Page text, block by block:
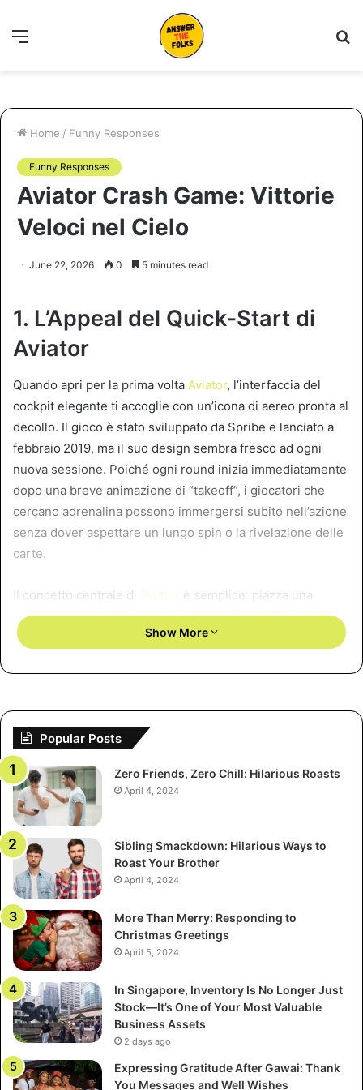
Menu
Home / Funny Responses
Funny Responses
Aviator Crash Game: Vittorie
Veloci nel Cielo
June 22, 2026 0 5 minutes read
1. L’Appeal del Quick‑Start di
Aviator
Quando apri per la prima volta Aviator, l’interfaccia del
cockpit elegante ti accoglie con un’icona di aereo pronta al
decollo. Il gioco è stato sviluppato da Spribe e lanciato a
febbraio 2019, ma il suo design sembra fresco ad ogni
nuova sessione. Poiché ogni round inizia immediatamente
dopo una breve animazione di “takeoff”, i giocatori che
cercano adrenalina possono immergersi subito nell’azione
senza dover aspettare un lungo spin o la rivelazione delle
carte.
Il concetto centrale di Aviator
è semplice: piazza una
scommessa, guarda il moltiplicatore salire da 1x in su, e
decidi quando incassare prima che l’aereo scompaia tra le
tempismo preciso—proprio ciò che un giocatore ad alta
Per chi preferisce un gioco veloce su smartphone o tablet,
la volatilità bassa‑media del gioco significa che il
moltiplicatore può salire rapidamente, creando esplosioni
improvvise di emozione che mantengono le sessioni brevi
ma emozionanti.
Poiché la piattaforma è sociale, noterai le puntate degli
altri giocatori apparire quasi istantaneamente—uno strato
extra di urgenza che ti spinge ad agire in fretta.
2. Sequenza di Lancio: I Primi
Secondi Sono Importanti
Nel momento in cui premi “Play”, tre semi—uno
dell’operatore e due dei primi giocatori—si combinano per
determinare l’esito del round prima ancora che tu veda
l’aereo decollare. Questo sistema provabilmente equo
Show More
Popular Posts
Zero Friends, Zero Chill: Hilarious Roasts
April 4, 2024
Sibling Smackdown: Hilarious Ways to
Roast Your Brother
April 4, 2024
More Than Merry: Responding to
Christmas Greetings
April 5, 2024
In Singapore, Inventory Is No Longer Just
Stock—It’s One of Your Most Valuable
Business Assets
2 days ago
Expressing Gratitude After Gawai: Thank
You Messages and Well Wishes